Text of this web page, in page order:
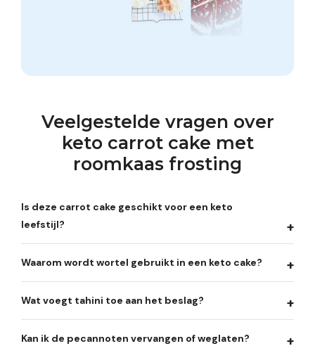
Veelgestelde vragen over
keto carrot cake met
roomkaas frosting
Is deze carrot cake geschikt voor een keto
leefstijl?
Waarom wordt wortel gebruikt in een keto cake?
Wat voegt tahini toe aan het beslag?
Kan ik de pecannoten vervangen of weglaten?